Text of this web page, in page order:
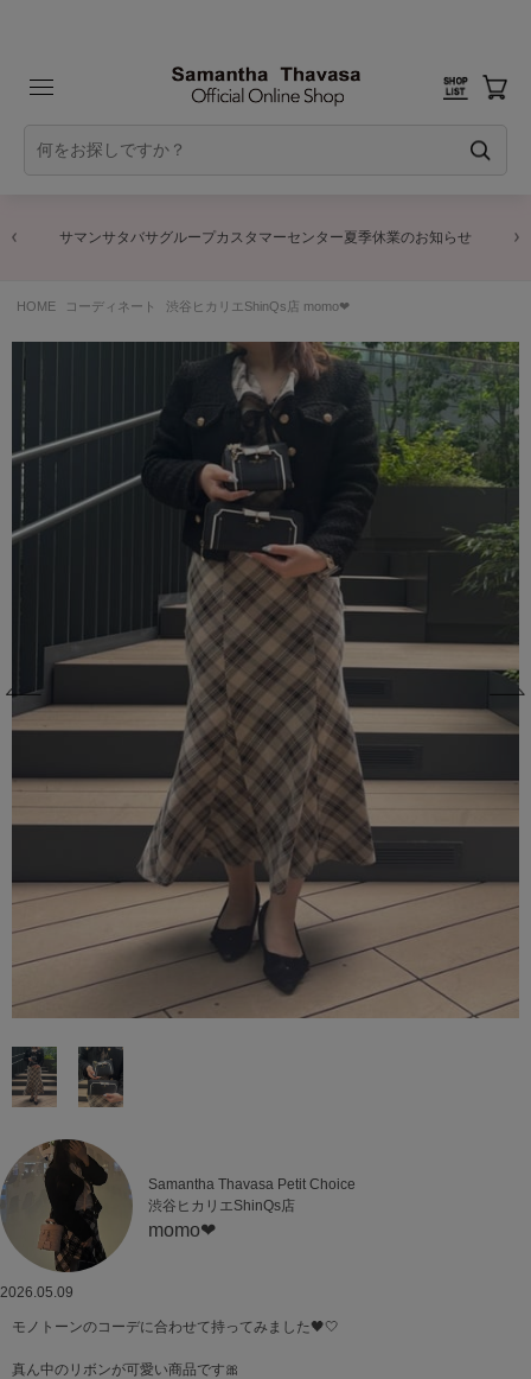
サマンサタバサグループカスタマーセンター夏季休業のお知らせ
HOME コーディネート 渋谷ヒカリエShinQs店 momo‪‪❤︎‬
Samantha Thavasa Petit Choice
渋谷ヒカリエShinQs店
momo‪‪❤︎‬
2026.05.09
モノトーンのコーデに合わせて持ってみました🖤🤍
真ん中のリボンが可愛い商品です🎀